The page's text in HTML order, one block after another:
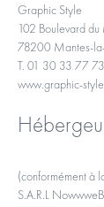
Graphic Style
102 Boulevard
78200 Mantes-
T. 01 30 33 77 73
www.graphic-
(conformément à
S.A.R.L